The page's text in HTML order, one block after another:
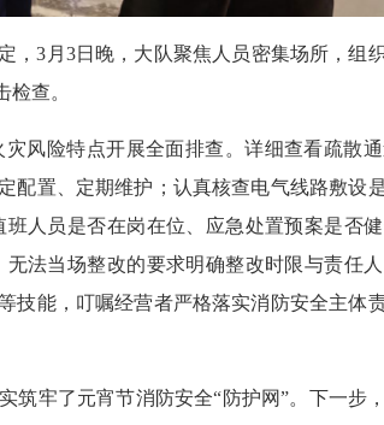
3月3日晚，大队聚焦人员密集场所，组
检查。
险特点开展全面排查。详细查看疏散
置、定期维护；认真核查电气线路敷设
人员是否在岗在位、应急处置预案是否
法当场整改的要求明确整改时限与责任
能，叮嘱经营者严格落实消防安全主体
牢了元宵节消防安全“防护网”。下一步